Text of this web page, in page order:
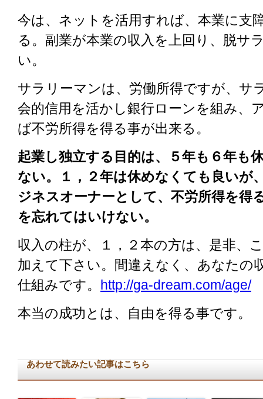
今は、ネットを活用すれば、本業に支
る。副業が本業の収入を上回り、脱サ
い。
サラリーマンは、労働所得ですが、サ
会的信用を活かし銀行ローンを組み、
ば不労所得を得る事が出来る。
起業し独立する目的は、５年も６年も
ない。１，２年は休めなくても良いが
ジネスオーナーとして、不労所得を得
を忘れてはいけない。
収入の柱が、１，２本の方は、是非、
加えて下さい。間違えなく、あなたの
仕組みです。 http://ga-dream.com/age/
本当の成功とは、自由を得る事です。
あわせて読みたい記事はこちら